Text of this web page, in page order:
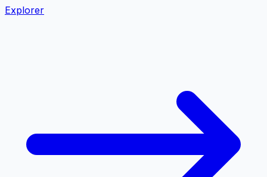
Explorer